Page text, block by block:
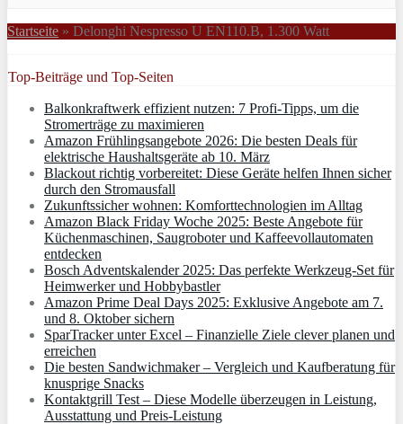
Startseite » Delonghi Nespresso U EN110.B, 1.300 Watt
Top-Beiträge und Top-Seiten
Balkonkraftwerk effizient nutzen: 7 Profi-Tipps, um die
Stromerträge zu maximieren
Amazon Frühlingsangebote 2026: Die besten Deals für
elektrische Haushaltsgeräte ab 10. März
Blackout richtig vorbereitet: Diese Geräte helfen Ihnen sicher
durch den Stromausfall
Zukunftssicher wohnen: Komforttechnologien im Alltag
Amazon Black Friday Woche 2025: Beste Angebote für
Küchenmaschinen, Saugroboter und Kaffeevollautomaten
entdecken
Bosch Adventskalender 2025: Das perfekte Werkzeug-Set für
Heimwerker und Hobbybastler
Amazon Prime Deal Days 2025: Exklusive Angebote am 7.
und 8. Oktober sichern
SparTracker unter Excel – Finanzielle Ziele clever planen und
erreichen
Die besten Sandwichmaker – Vergleich und Kaufberatung für
knusprige Snacks
Kontaktgrill Test – Diese Modelle überzeugen in Leistung,
Ausstattung und Preis-Leistung